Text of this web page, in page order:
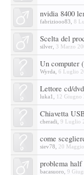
nvidia 8400
fabriziooo83 8
Scelta del
silver 3 Marzo
Un computer
Wyrda 6 Luglio
Lettore cd/
luka1 12 Giugno
Chiavetta
cheradi 9 Luglio
come
siev78 20
problema
bacasuoro 9